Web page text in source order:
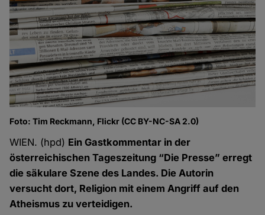
Foto: Tim Reckmann, Flickr (CC BY-NC-SA 2.0)
WIEN. (hpd) Ein Gastkommentar in der
österreichischen Tageszeitung “Die Presse” erregt
die säkulare Szene des Landes. Die Autorin
versucht dort, Religion mit einem Angriff auf den
Atheismus zu verteidigen.